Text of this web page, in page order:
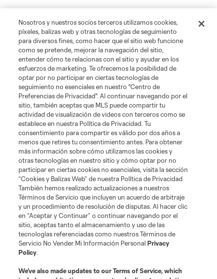
Nosotros y nuestros socios terceros utilizamos cookies,
píxeles, balizas web y otras tecnologías de seguimiento
para diversos fines, como hacer que el sitio web funcione
como se pretende, mejorar la navegación del sitio,
entender cómo te relacionas con el sitio y ayudar en los
esfuerzos de marketing. Te ofrecemos la posibilidad de
optar por no participar en ciertas tecnologías de
seguimiento no esenciales en nuestro "Centro de
Preferencias de Privacidad". Al continuar navegando por el
sitio, también aceptas que MLS puede compartir tu
actividad de visualización de videos con terceros como se
establece en nuestra Política de Privacidad. Tu
consentimiento para compartir es válido por dos años a
menos que retires tu consentimiento antes. Para obtener
más información sobre cómo utilizamos las cookies y
otras tecnologías en nuestro sitio y cómo optar por no
participar en ciertas cookies no esenciales, visita la sección
“Cookies y Balizas Web” de nuestra Política de Privacidad
También hemos realizado actualizaciones a nuestros
Términos de Servicio que incluyen un acuerdo de arbitraje
y un procedimiento de resolución de disputas. Al hacer clic
en “Aceptar y Continuar” o continuar navegando por el
sitio, aceptas tanto el almacenamiento y uso de las
tecnologías referenciadas como nuestros Términos de
Servicio No Vender Mi Información PersonalPrivacy
Policy.
We’ve also made updates to ourTerms of Service, which